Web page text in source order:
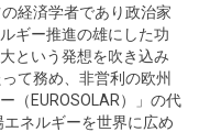
経済学者であり政治家
ギー推進の雄にした功
という発想を吹き込み
て務め、非営利の欧州
（EUROSOLAR）」の代
ネルギーを世界に広め